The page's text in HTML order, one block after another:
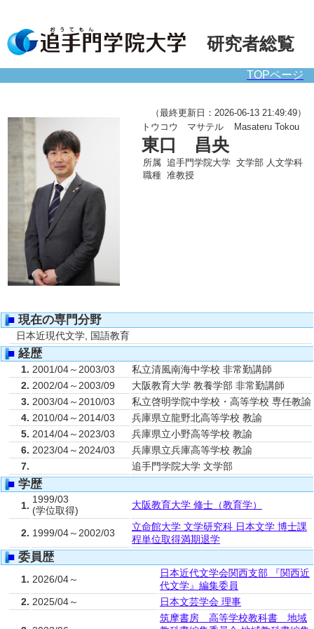
研究者総覧
TOPページ
（最終更新日：2026-06-13 21:49:49）
トウコウ マサテル
Masateru Tokou
東口 昌央
所属 追手門学院大学 文学部 人文学科
職種 准教授
■ 現在の専門分野
日本近現代文学, 国語教育
■ 経歴
1. 2001/04～2003/03
私立清風南海中学校 非常勤講師
2. 2002/04～2003/09
大阪教育大学 教養学部 非常勤講師
3. 2003/04～2010/03
私立啓明学院中学校・高等学校 専任教諭
4. 2010/04～2014/03
兵庫県立龍野北高等学校 教諭
5. 2014/04～2023/03
兵庫県立小野高等学校 教諭
6. 2023/04～2024/03
兵庫県立兵庫高等学校 教諭
7.
追手門学院大学 文学部
■ 学歴
1.
1999/03
(学位取得)
大阪教育大学 修士（教育学）
2. 1999/04～2002/03
立命館大学 文学研究科 日本文学 博士課
程単位取得満期退学
■ 委員歴
1. 2026/04～
日本近代文学会関西支部 『関西近
代文学』編集委員
2. 2025/04～ 日本文芸学会 理事
筑摩書房 高等学校教科書 地域